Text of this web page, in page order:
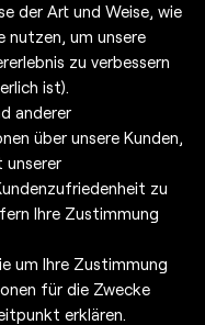
der Art und Weise, wie
nutzen, um unsere
zu verbessern
ist).
anderer
über unsere Kunden,
unserer
zu
Ihre Zustimmung
um Ihre Zustimmung
für die Zwecke
erklären.